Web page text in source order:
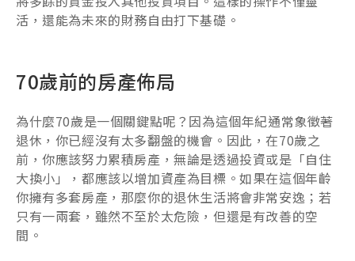
活，還能為未來的財務自由打下基礎。
70歲前的房產佈局
為什麼70歲是一個關鍵點呢？因為這個年紀通常象徵著
退休，你已經沒有太多翻盤的機會。因此，在70歲之
前，你應該努力累積房產，無論是透過投資或是「自住
大換小」，都應該以增加資產為目標。如果在這個年齡
你擁有多套房產，那麼你的退休生活將會非常安逸；若
只有一兩套，雖然不至於太危險，但還是有改善的空
間。